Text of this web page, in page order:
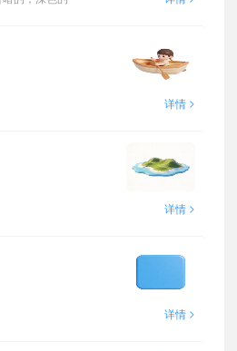
详情 >
详情 >
详情 >